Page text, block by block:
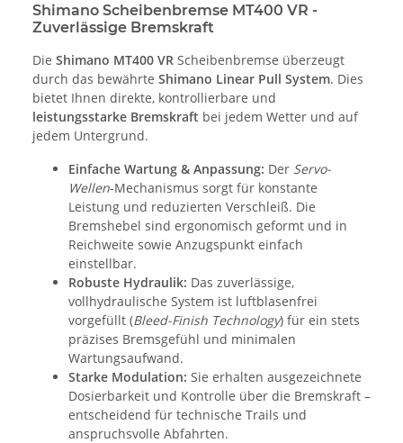
Shimano Scheibenbremse MT400 VR -
Zuverlässige Bremskraft
Die Shimano MT400 VR Scheibenbremse überzeugt
durch das bewährte Shimano Linear Pull System. Dies
bietet Ihnen direkte, kontrollierbare und
leistungsstarke Bremskraft bei jedem Wetter und auf
jedem Untergrund.
Einfache Wartung & Anpassung: Der Servo-
Wellen-Mechanismus sorgt für konstante
Leistung und reduzierten Verschleiß. Die
Bremshebel sind ergonomisch geformt und in
Reichweite sowie Anzugspunkt einfach
einstellbar.
Robuste Hydraulik: Das zuverlässige,
vollhydraulische System ist luftblasenfrei
vorgefüllt (Bleed-Finish Technology) für ein stets
präzises Bremsgefühl und minimalen
Wartungsaufwand.
Starke Modulation: Sie erhalten ausgezeichnete
Dosierbarkeit und Kontrolle über die Bremskraft –
entscheidend für technische Trails und
anspruchsvolle Abfahrten.